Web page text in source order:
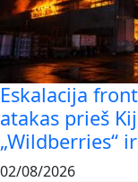
Eskalacija
atakas prieš
„Wildberries“
02/08/2026